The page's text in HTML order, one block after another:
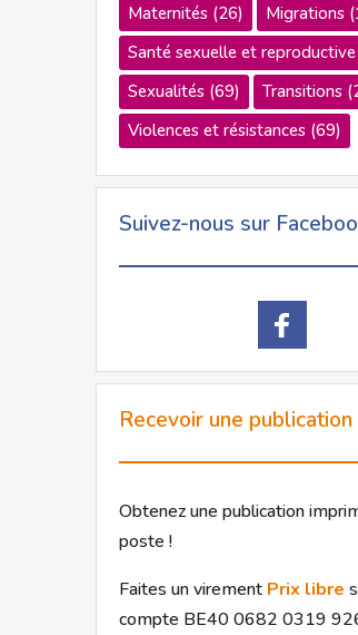
Maternités(26) Migrations
Santé sexuelle et reproductive
Sexualités(69) Transitions
Violences et résistances(69)
Suivez-nous sur
Recevoir une publication
Obtenez une publication
poste !
Faites un virement Prix libre
compte BE40 0682 0319